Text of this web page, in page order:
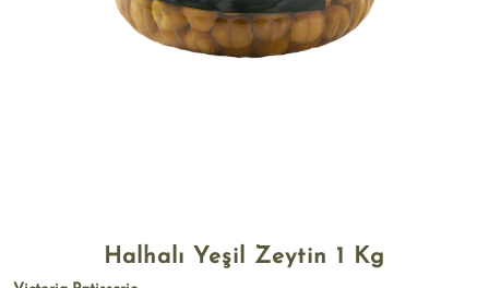
Halhalı Yeşil Zeytin 1 Kg